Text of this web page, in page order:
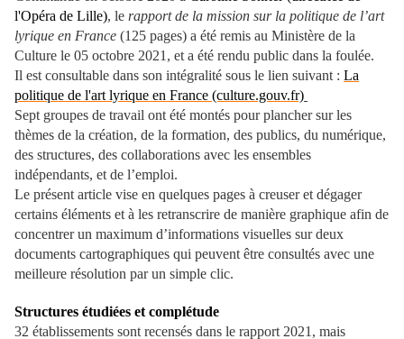
l'Opéra de Lille), le rapport de la mission sur la politique de l’art
lyrique en France (125 pages) a été remis au Ministère de la
Culture le 05 octobre 2021, et a été rendu public dans la foulée.
Il est consultable dans son intégralité sous le lien suivant : La
politique de l'art lyrique en France (culture.gouv.fr)
Sept groupes de travail ont été montés pour plancher sur les
thèmes de la création, de la formation, des publics, du numérique,
des structures, des collaborations avec les ensembles
indépendants, et de l’emploi.
Le présent article vise en quelques pages à creuser et dégager
certains éléments et à les retranscrire de manière graphique afin de
concentrer un maximum d’informations visuelles sur deux
documents cartographiques qui peuvent être consultés avec une
meilleure résolution par un simple clic.
Structures étudiées et complétude
32 établissements sont recensés dans le rapport 2021, mais